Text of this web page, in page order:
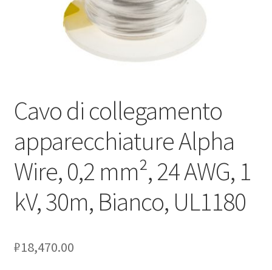
Оформление заказа
Подтверждение заказа
Сотрудничество
Cavo di collegamento
apparecchiature Alpha
Wire, 0,2 mm², 24 AWG, 1
kV, 30m, Bianco, UL1180
₽18,470.00